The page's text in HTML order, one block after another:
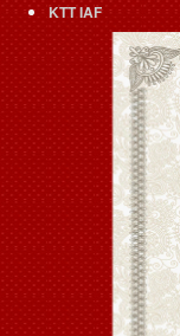
KTT IAF